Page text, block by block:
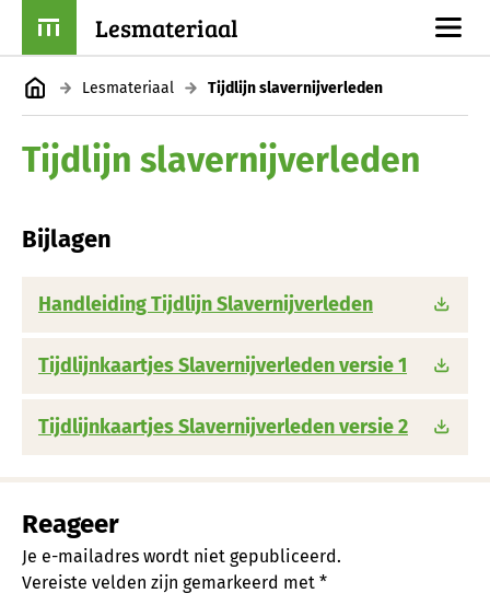
Lesmateriaal
Lesmateriaal Tijdlijn slavernijverleden
Tijdlijn slavernijverleden
Bijlagen
Handleiding Tijdlijn Slavernijverleden
Tijdlijnkaartjes Slavernijverleden versie 1
Tijdlijnkaartjes Slavernijverleden versie 2
Reageer
Je e-mailadres wordt niet gepubliceerd.
Vereiste velden zijn gemarkeerd met *